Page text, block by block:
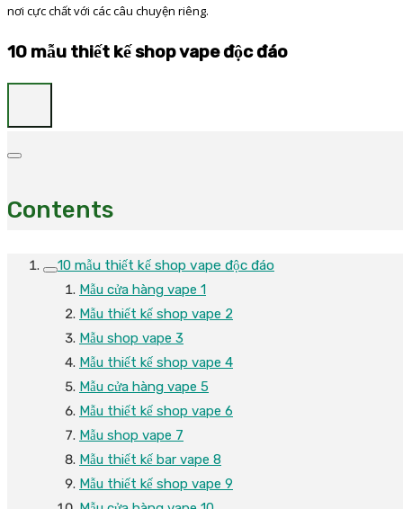
nơi cực chất với các câu chuyện riêng.
10 mẫu thiết kế shop vape độc đáo
Contents
10 mẫu thiết kế shop vape độc đáo
Mẫu cửa hàng vape 1
Mẫu thiết kế shop vape 2
Mẫu shop vape 3
Mẫu thiết kế shop vape 4
Mẫu cửa hàng vape 5
Mẫu thiết kế shop vape 6
Mẫu shop vape 7
Mẫu thiết kế bar vape 8
Mẫu thiết kế shop vape 9